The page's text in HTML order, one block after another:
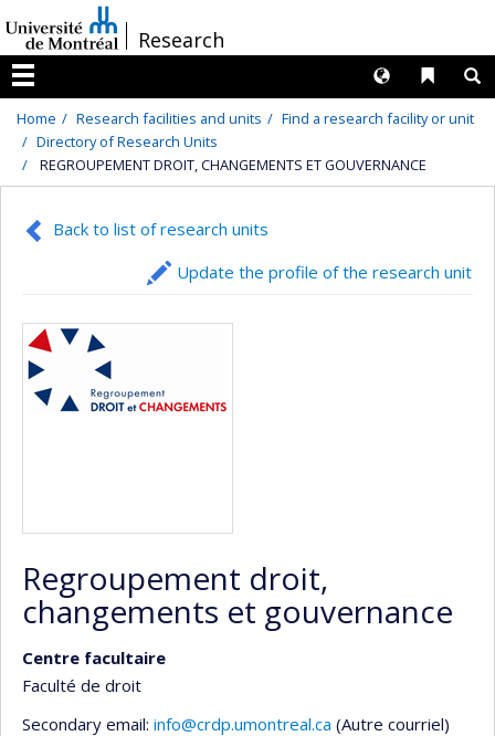
au
contenu
/Research
Menu
Liens
Langues
Home Research facilities and units
Find a research facility or unit
Directory of Research Units
REGROUPEMENT DROIT, CHANGEMENTS ET GOUVERNANCE
Back to list of research units
Update the profile of the research unit
Regroupement droit,
changements et gouvernance
Centre facultaire
Faculté de droit
Secondary email: info@crdp.umontreal.ca (Autre courriel)